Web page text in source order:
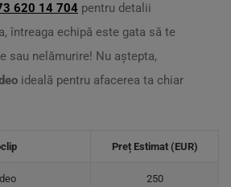
620 14 704 pentru detalii
întreaga echipă este gata să te
sau nelămurire! Nu aștepta,
ideală pentru afacerea ta chiar
Preț Estimat (EUR)
250